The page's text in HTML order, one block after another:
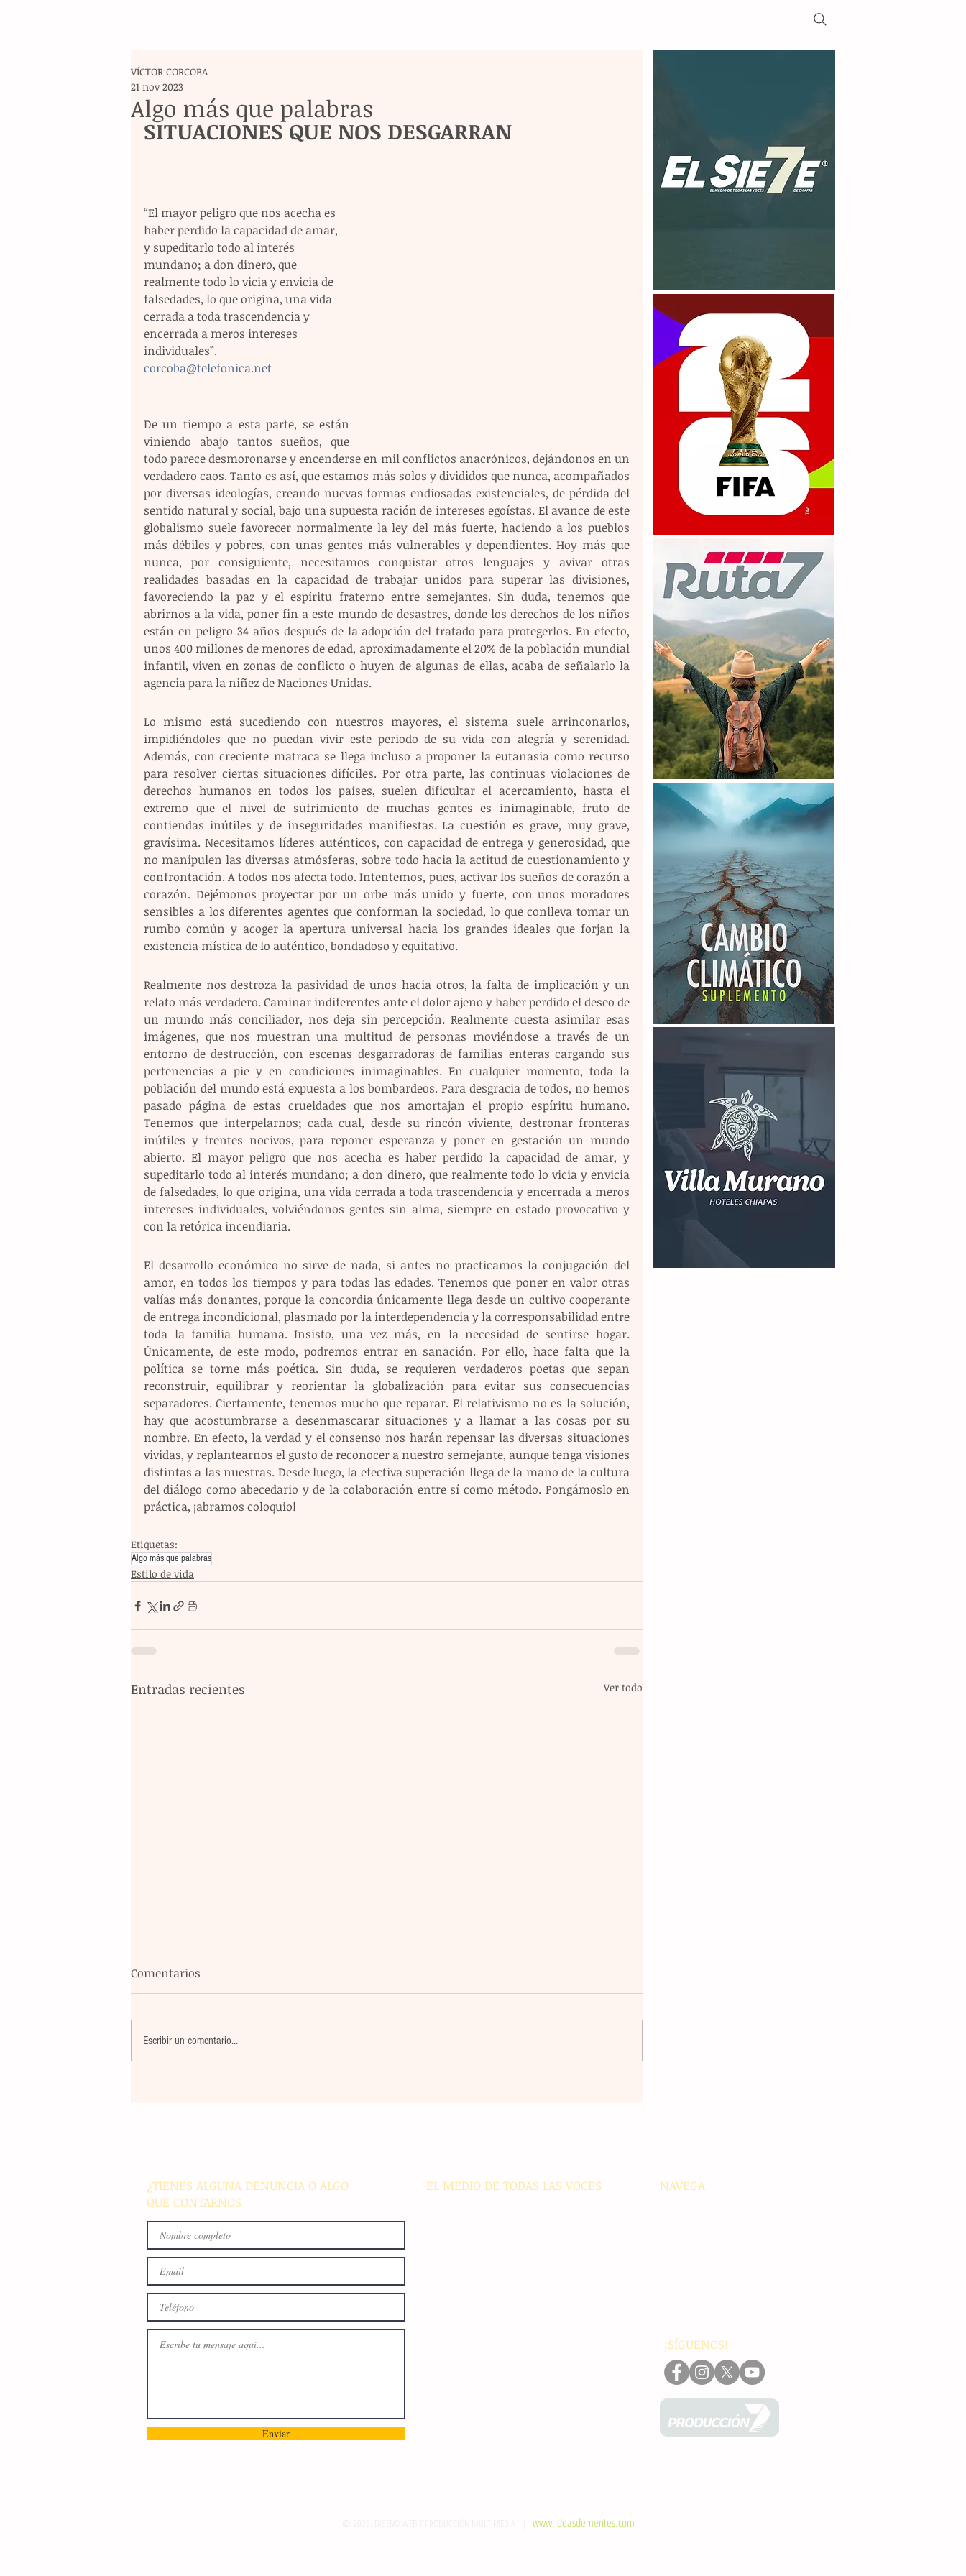
Algo más que palabras
VÍCTOR CORCOBA
21 nov 2023
SITUACIONES QUE NOS DESGARRAN
“El mayor peligro que nos acecha es
haber perdido la capacidad de amar,
y supeditarlo todo al interés
mundano; a don dinero, que
realmente todo lo vicia y envicia de
falsedades, lo que origina, una vida
cerrada a toda trascendencia y
encerrada a meros intereses
individuales”.
corcoba@telefonica.net
De un tiempo a esta parte, se están
viniendo abajo tantos sueños, que
todo parece desmoronarse y encenderse en mil conflictos anacrónicos, dejándonos en un
verdadero caos. Tanto es así, que estamos más solos y divididos que nunca, acompañados
por diversas ideologías, creando nuevas formas endiosadas existenciales, de pérdida del
sentido natural y social, bajo una supuesta ración de intereses egoístas. El avance de este
globalismo suele favorecer normalmente la ley del más fuerte, haciendo a los pueblos
más débiles y pobres, con unas gentes más vulnerables y dependientes. Hoy más que
nunca, por consiguiente, necesitamos conquistar otros lenguajes y avivar otras
realidades basadas en la capacidad de trabajar unidos para superar las divisiones,
favoreciendo la paz y el espíritu fraterno entre semejantes. Sin duda, tenemos que
abrirnos a la vida, poner fin a este mundo de desastres, donde los derechos de los niños
están en peligro 34 años después de la adopción del tratado para protegerlos. En efecto,
unos 400 millones de menores de edad, aproximadamente el 20% de la población mundial
infantil, viven en zonas de conflicto o huyen de algunas de ellas, acaba de señalarlo la
agencia para la niñez de Naciones Unidas.
Lo mismo está sucediendo con nuestros mayores, el sistema suele arrinconarlos,
impidiéndoles que no puedan vivir este periodo de su vida con alegría y serenidad.
Además, con creciente matraca se llega incluso a proponer la eutanasia como recurso
para resolver ciertas situaciones difíciles. Por otra parte, las continuas violaciones de
derechos humanos en todos los países, suelen dificultar el acercamiento, hasta el
extremo que el nivel de sufrimiento de muchas gentes es inimaginable, fruto de
contiendas inútiles y de inseguridades manifiestas. La cuestión es grave, muy grave,
gravísima. Necesitamos líderes auténticos, con capacidad de entrega y generosidad, que
no manipulen las diversas atmósferas, sobre todo hacia la actitud de cuestionamiento y
confrontación. A todos nos afecta todo. Intentemos, pues, activar los sueños de corazón a
corazón. Dejémonos proyectar por un orbe más unido y fuerte, con unos moradores
sensibles a los diferentes agentes que conforman la sociedad, lo que conlleva tomar un
rumbo común y acoger la apertura universal hacia los grandes ideales que forjan la
existencia mística de lo auténtico, bondadoso y equitativo.
Realmente nos destroza la pasividad de unos hacia otros, la falta de implicación y un
relato más verdadero. Caminar indiferentes ante el dolor ajeno y haber perdido el deseo de
un mundo más conciliador, nos deja sin percepción. Realmente cuesta asimilar esas
imágenes, que nos muestran una multitud de personas moviéndose a través de un
entorno de destrucción, con escenas desgarradoras de familias enteras cargando sus
pertenencias a pie y en condiciones inimaginables. En cualquier momento, toda la
población del mundo está expuesta a los bombardeos. Para desgracia de todos, no hemos
pasado página de estas crueldades que nos amortajan el propio espíritu humano.
Tenemos que interpelarnos; cada cual, desde su rincón viviente, destronar fronteras
inútiles y frentes nocivos, para reponer esperanza y poner en gestación un mundo
abierto. El mayor peligro que nos acecha es haber perdido la capacidad de amar, y
supeditarlo todo al interés mundano; a don dinero, que realmente todo lo vicia y envicia
de falsedades, lo que origina, una vida cerrada a toda trascendencia y encerrada a meros
intereses individuales, volviéndonos gentes sin alma, siempre en estado provocativo y
con la retórica incendiaria.
El desarrollo económico no sirve de nada, si antes no practicamos la conjugación del
amor, en todos los tiempos y para todas las edades. Tenemos que poner en valor otras
valías más donantes, porque la concordia únicamente llega desde un cultivo cooperante
de entrega incondicional, plasmado por la interdependencia y la corresponsabilidad entre
toda la familia humana. Insisto, una vez más, en la necesidad de sentirse hogar.
Únicamente, de este modo, podremos entrar en sanación. Por ello, hace falta que la
política se torne más poética. Sin duda, se requieren verdaderos poetas que sepan
reconstruir, equilibrar y reorientar la globalización para evitar sus consecuencias
separadores. Ciertamente, tenemos mucho que reparar. El relativismo no es la solución,
hay que acostumbrarse a desenmascarar situaciones y a llamar a las cosas por su
nombre. En efecto, la verdad y el consenso nos harán repensar las diversas situaciones
vividas, y replantearnos el gusto de reconocer a nuestro semejante, aunque tenga visiones
distintas a las nuestras. Desde luego, la efectiva superación llega de la mano de la cultura
del diálogo como abecedario y de la colaboración entre sí como método. Pongámoslo en
práctica, ¡abramos coloquio!
Etiquetas:
Algo más que palabras
Estilo de vida
Entradas recientes Ver todo
Comentarios
Escribir un comentario...
¿TIENES ALGUNA DENUNCIA O ALGO
QUE CONTARNOS
Enviar
EL MEDIO DE TODAS LAS VOCES NAVEGA
¡SÍGUENOS!
www.ideasdementes.com